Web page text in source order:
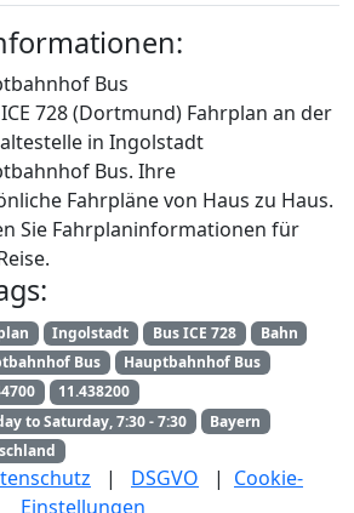
Bus
728 (Dortmund) Fahrplan an der
in Ingolstadt
Bus. Ihre
Fahrpläne von Haus zu Haus.
Sie Fahrplaninformationen für
Ingolstadt Bus ICE 728
Bahn
Bus
Hauptbahnhof Bus
11.438200
to Saturday, 7:30 - 7:30
Bayern
| DSGVO | Cookie-
Einstellungen